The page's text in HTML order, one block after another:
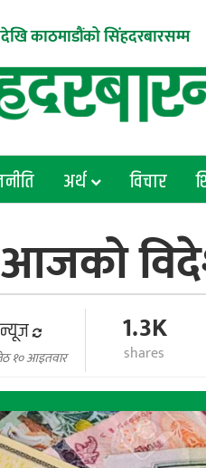
काठमाडौंको सिंहदरबारसम्म
अर्थ विचार
१० आइतवार
1.3K
shares